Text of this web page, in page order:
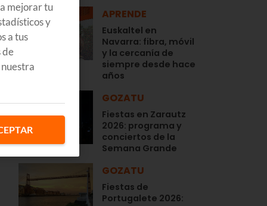
APRENDE
Euskaltel en
Navarra: fibra, móvil
y la cercanía de
siempre desde hace
años
GOZATU
Fiestas en Zarautz
2026: programa y
conciertos de la
Semana Grande
GOZATU
Fiestas de
Portugalete 2026:
mejorar tu
y
a tus
de